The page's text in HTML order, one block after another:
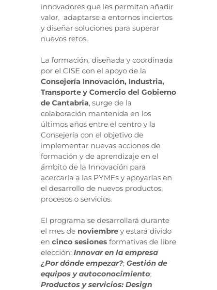
innovadores que les permitan añadir
valor, adaptarse a entornos inciertos
y diseñar soluciones para superar
nuevos retos.
La formación, diseñada y coordinada
por el CISE con el apoyo de la
Consejería Innovación, Industria,
Transporte y Comercio del Gobierno
de Cantabria, surge de la
colaboración mantenida en los
últimos años entre el centro y la
Consejería con el objetivo de
implementar nuevas acciones de
formación y de aprendizaje en el
ámbito de la Innovación para
acercarla a las PYMEs y apoyarlas en
el desarrollo de nuevos productos,
procesos o servicios.
El programa se desarrollará durante
el mes de noviembre y estará divido
en cinco sesiones formativas de libre
elección: Innovar en la empresa
¿Por dónde empezar?; Gestión de
equipos y autoconocimiento;
Productos y servicios: Design